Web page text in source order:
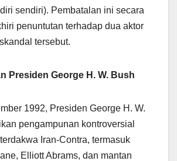
sendiri). Pembatalan ini secara
penuntutan terhadap dua aktor
tersebut.
Presiden George H. W. Bush
1992, Presiden George H. W.
pengampunan kontroversial
Iran-Contra, termasuk
Elliott Abrams, dan mantan